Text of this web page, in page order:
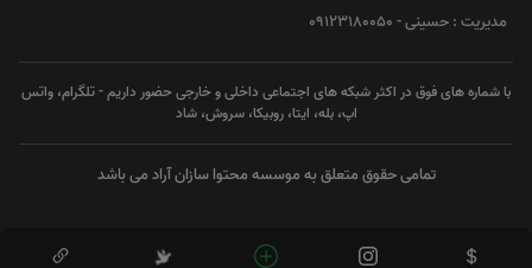
مدیریت : حسینی - 09123180050
با شماره های فوق در اکثر شبکه های اجتماعی داخلی و خارجی حضور داریم - تلگرام، واتس
اپ، بله، ایتا، روبیکا، سروش، شاد
تمامی حقوق متعلق به موسسه محتوا سازان آراد می باشد